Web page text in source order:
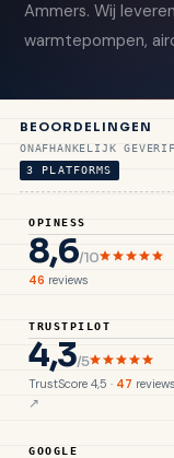
Ammers. Wij
warmtepompen,
BEOORDELINGEN
ONAFHANKELIJK
3 PLATFORMS
OPINESS
8,6/10
46 reviews
TRUSTPILOT
4,3/5
TrustScore 4,5 · 47 reviews
GOOGLE